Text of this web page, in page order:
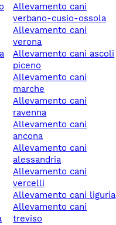
allevamento cani
verbano-cusio-ossola
allevamento cani
verona
allevamento cani ascoli
piceno
allevamento cani
marche
allevamento cani
ravenna
allevamento cani
ancona
allevamento cani
alessandria
allevamento cani
vercelli
allevamento cani liguria
allevamento cani
treviso